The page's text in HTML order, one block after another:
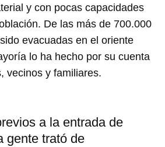
y con pocas capacidades
De las más de 700.000
evacuadas en el oriente
lo ha hecho por su cuenta
vecinos y familiares.
a la entrada de
gente trató de